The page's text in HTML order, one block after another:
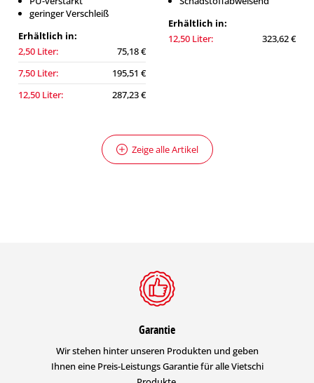
geringer Verschleiß
Erhältlich in:
2,50 Liter:
75,18 €
7,50 Liter:
195,51 €
12,50 Liter:
287,23 €
Erhältlich in:
12,50 Liter:
323,62 €
Zeige alle Artikel
Garantie
Wir stehen hinter unseren Produkten und geben
Ihnen eine Preis-Leistungs Garantie für alle Vietschi